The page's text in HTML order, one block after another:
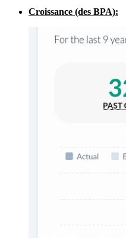
Croissance (des BPA):